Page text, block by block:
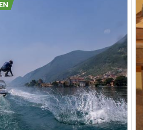
tavola calda, ampio giardino a
zona picnic, spogliatoi, docce,
parcheggio gratuito. Cani al